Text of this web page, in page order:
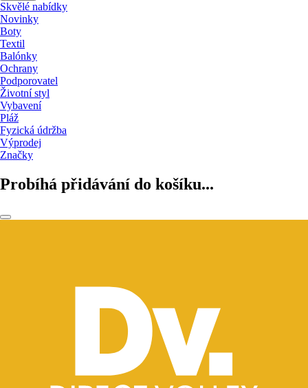
Skvělé nabídky
Novinky
Boty
Textil
Balónky
Ochrany
Podporovatel
Životní styl
Vybavení
Pláž
Fyzická údržba
Výprodej
Značky
Probíhá přidávání do košíku...